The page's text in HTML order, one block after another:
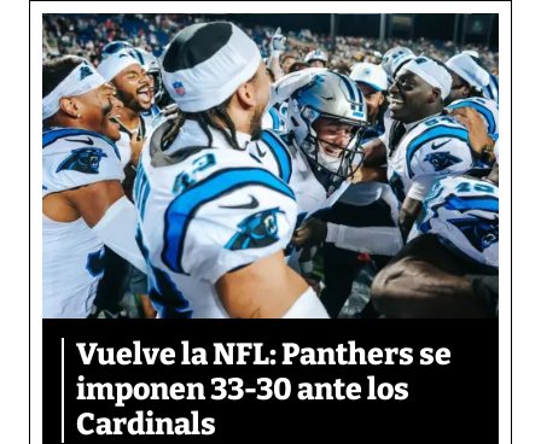
Vuelve la NFL: Panthers se
imponen 33-30 ante los
Cardinals